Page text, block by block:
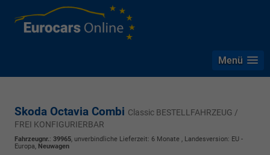
Menü
Skoda Octavia Combi Classic BESTELLFAHRZEUG /
FREI KONFIGURIERBAR
Fahrzeugnr.: 39965, unverbindliche Lieferzeit: 6 Monate , Landesversion: EU -
Europa, Neuwagen